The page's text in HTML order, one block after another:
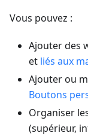
Vous pouvez :
Ajouter des
et liés aux
Ajouter ou
Boutons
Organiser
(supérieur,